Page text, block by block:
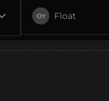
От Float